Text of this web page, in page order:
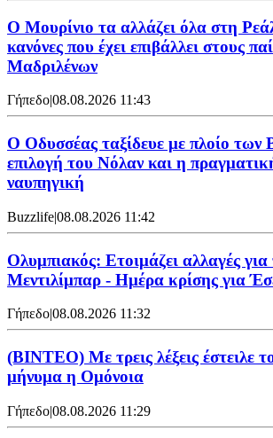
Ο Μουρίνιο τα αλλάζει όλα στη
κανόνες που έχει επιβάλλει στους
Μαδριλένων
Γήπεδο|08.08.2026 11:43
Ο Οδυσσέας ταξίδευε με πλοίο των
επιλογή του Νόλαν και η
ναυπηγική
Buzzlife|08.08.2026 11:42
Ολυμπιακός: Ετοιμάζει αλλαγές
Μεντιλίμπαρ - Ημέρα κρίσης για
Γήπεδο|08.08.2026 11:32
(ΒΙΝΤΕΟ) Με τρεις λέξεις έστειλε
μήνυμα η Ομόνοια
Γήπεδο|08.08.2026 11:29